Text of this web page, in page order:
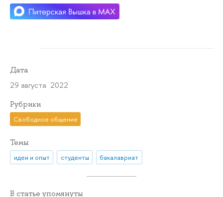
Дата
29 августа 2022
Рубрики
Свободное общение
Темы
идеи и опыт студенты бакалавриат
В статье упомянуты